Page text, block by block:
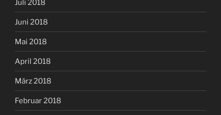
Juli 2018
Juni 2018
Mai 2018
April 2018
März 2018
Februar 2018